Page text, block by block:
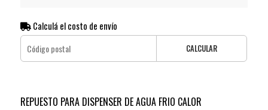
Calculá el costo de envío
CALCULAR
REPUESTO PARA DISPENSER DE AGUA FRIO CALOR